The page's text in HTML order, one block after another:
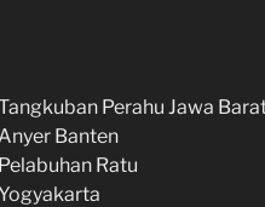
Perahu Jawa
Banten
Ratu